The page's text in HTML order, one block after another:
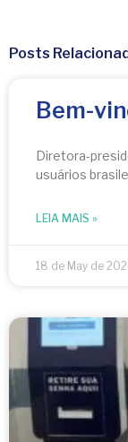
Posts
Bem-
Diretora-
usuários
LEIA MAIS »
18 de May de